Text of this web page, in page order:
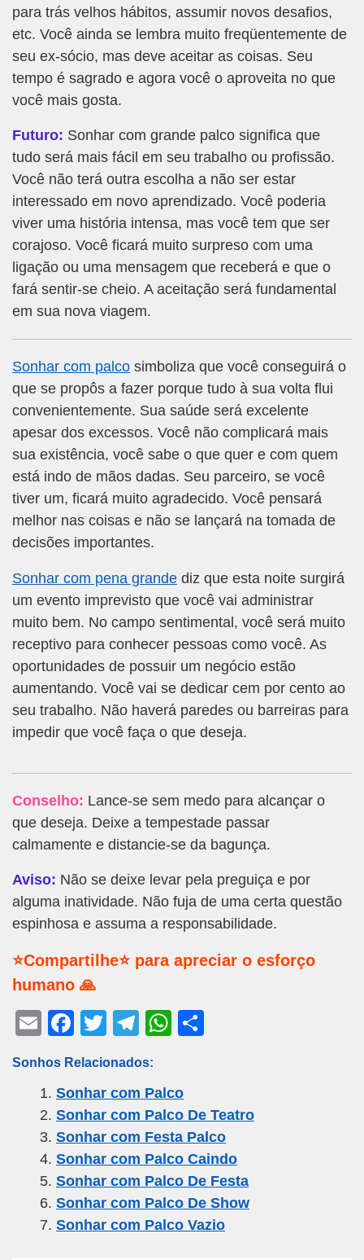
para trás velhos hábitos, assumir novos desafios,
etc. Você ainda se lembra muito freqüentemente de
seu ex-sócio, mas deve aceitar as coisas. Seu
tempo é sagrado e agora você o aproveita no que
você mais gosta.
Futuro: Sonhar com grande palco significa que
tudo será mais fácil em seu trabalho ou profissão.
Você não terá outra escolha a não ser estar
interessado em novo aprendizado. Você poderia
viver uma história intensa, mas você tem que ser
corajoso. Você ficará muito surpreso com uma
ligação ou uma mensagem que receberá e que o
fará sentir-se cheio. A aceitação será fundamental
em sua nova viagem.
Sonhar com palco simboliza que você conseguirá o
que se propôs a fazer porque tudo à sua volta flui
convenientemente. Sua saúde será excelente
apesar dos excessos. Você não complicará mais
sua existência, você sabe o que quer e com quem
está indo de mãos dadas. Seu parceiro, se você
tiver um, ficará muito agradecido. Você pensará
melhor nas coisas e não se lançará na tomada de
decisões importantes.
Sonhar com pena grande diz que esta noite surgirá
um evento imprevisto que você vai administrar
muito bem. No campo sentimental, você será muito
receptivo para conhecer pessoas como você. As
oportunidades de possuir um negócio estão
aumentando. Você vai se dedicar cem por cento ao
seu trabalho. Não haverá paredes ou barreiras para
impedir que você faça o que deseja.
Conselho: Lance-se sem medo para alcançar o
que deseja. Deixe a tempestade passar
calmamente e distancie-se da bagunça.
Aviso: Não se deixe levar pela preguiça e por
alguma inatividade. Não fuja de uma certa questão
espinhosa e assuma a responsabilidade.
⭐Compartilhe⭐ para apreciar o esforço
humano 🙏
E
ail
F
c
e
b
o
o
k
T
tt
er
T
e
gr
a
m
W
s
A
p
p
Sonhos Relacionados:
Sonhar com Palco
Sonhar com Palco De Teatro
Sonhar com Festa Palco
Sonhar com Palco Caindo
Sonhar com Palco De Festa
Sonhar com Palco De Show
Sonhar com Palco Vazio